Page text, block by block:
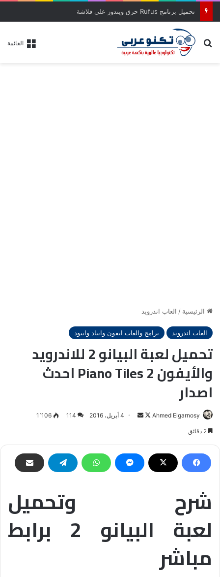
تحميل برنامج Rufus حرق ويندوز على فلاشة
القائمة بحث عن
الرئيسية / العاب اندرويد
العاب اندرويد برامج والعاب ايفون وايباد وايبود
تحميل لعبة البيانو 2 للاندرويد
والأيفون Piano Tiles 2 احدث
اصدار
Ahmed Elgarnosy
Follow
أرسل 4 أبريل، 2016 114 1٬106
شرح وتحميل
لعبة البيانو 2 برابط
مباشر